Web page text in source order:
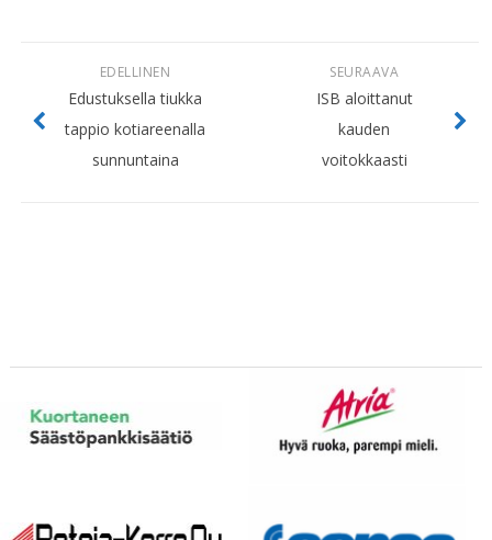
SEURAAVA
ISB aloittanut
kauden
voitokkaasti
EDELLINEN
Edustuksella tiukka
tappio kotiareenalla
sunnuntaina